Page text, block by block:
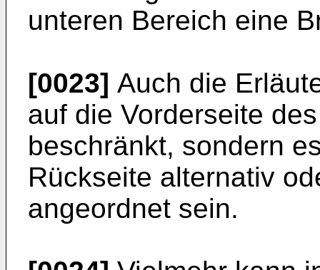
unteren Bereich eine
[0023] Auch die
auf die Vorderseite
beschränkt, sondern
Rückseite alternativ
angeordnet sein.